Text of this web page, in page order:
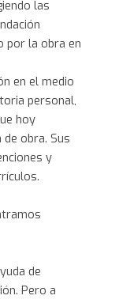
las
por la obra en
en el medio
personal,
hoy
obra. Sus
y
de
Pero a